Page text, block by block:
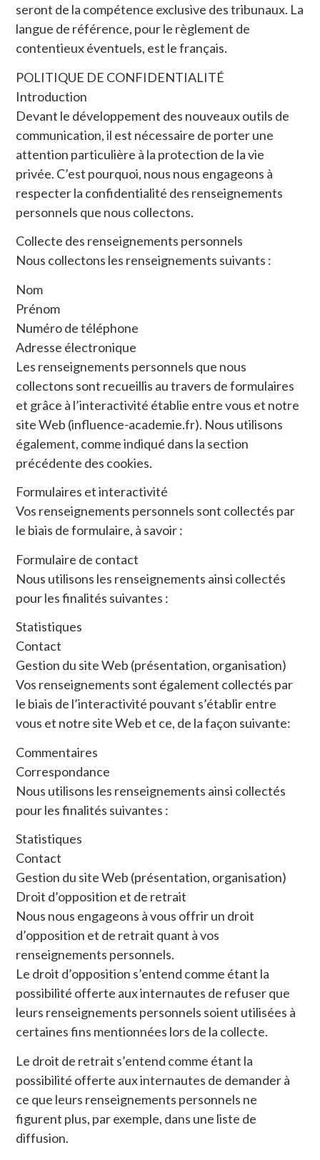
seront de la compétence exclusive des tribunaux. La
langue de référence, pour le règlement de
contentieux éventuels, est le français.
POLITIQUE DE CONFIDENTIALITÉ
Introduction
Devant le développement des nouveaux outils de
communication, il est nécessaire de porter une
attention particulière à la protection de la vie
privée. C’est pourquoi, nous nous engageons à
respecter la confidentialité des renseignements
personnels que nous collectons.
Collecte des renseignements personnels
Nous collectons les renseignements suivants :
Nom
Prénom
Numéro de téléphone
Adresse électronique
Les renseignements personnels que nous
collectons sont recueillis au travers de formulaires
et grâce à l’interactivité établie entre vous et notre
site Web (influence-academie.fr). Nous utilisons
également, comme indiqué dans la section
précédente des cookies.
Formulaires et interactivité
Vos renseignements personnels sont collectés par
le biais de formulaire, à savoir :
Formulaire de contact
Nous utilisons les renseignements ainsi collectés
pour les finalités suivantes :
Statistiques
Contact
Gestion du site Web (présentation, organisation)
Vos renseignements sont également collectés par
le biais de l’interactivité pouvant s’établir entre
vous et notre site Web et ce, de la façon suivante:
Commentaires
Correspondance
Nous utilisons les renseignements ainsi collectés
pour les finalités suivantes :
Statistiques
Contact
Gestion du site Web (présentation, organisation)
Droit d’opposition et de retrait
Nous nous engageons à vous offrir un droit
d’opposition et de retrait quant à vos
renseignements personnels.
Le droit d’opposition s’entend comme étant la
possibilité offerte aux internautes de refuser que
leurs renseignements personnels soient utilisées à
certaines fins mentionnées lors de la collecte.
Le droit de retrait s’entend comme étant la
possibilité offerte aux internautes de demander à
ce que leurs renseignements personnels ne
figurent plus, par exemple, dans une liste de
diffusion.